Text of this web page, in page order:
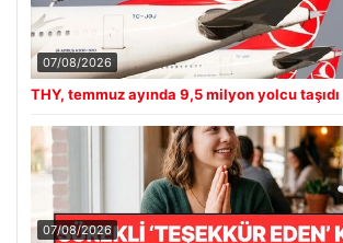
07/08/2026
THY, temmuz ayında 9,5 milyon yolcu taşıdı
07/08/2026